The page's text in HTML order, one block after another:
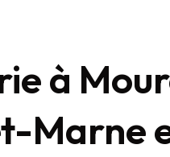
à
Marne